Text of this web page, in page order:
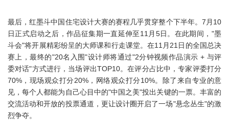
最后，红墨斗中国住宅设计大赛的赛程几乎贯穿整个下半年。7月10
日正式启动之后，作品征集期一直延伸至11月5日。在此期间，"墨
斗会"将开展精彩纷呈的大师课和行走课堂。在11月21日的全国总决
赛上，最终的"20名入围"设计师将通过"2分钟视频作品演示 + 与评
委对话"方式进行，当场评出TOP10。在评分占比中，专家评委打分
70%，现场观众打分20%，网络观众打分10%。除了来自专业的意
见，每个人都能为自己心目中的"中国之美"投出关键的一票。丰富的
交流活动和开放的投票通道，更让设计圈开启了一场"悬念丛生"的激
烈争夺。